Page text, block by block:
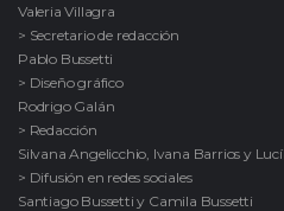
Valeria Villagra
> Secretario de redacción
Pablo Bussetti
> Diseño gráfico
Rodrigo Galán
> Redacción
Silvana Angelicchio, Ivana Barrios y
> Difusión en redes sociales
Santiago Bussetti y Camila Bussetti